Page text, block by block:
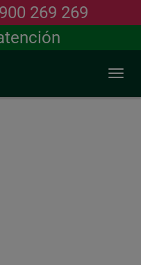
900 269 269
Buscar